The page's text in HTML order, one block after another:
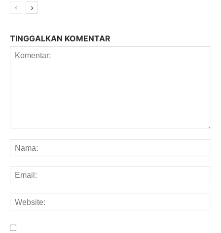
TINGGALKAN KOMENTAR